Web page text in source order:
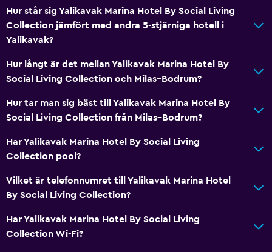
Trädgård
Tvättstuga
Tvättstuga
Tvätt-/kemtvättsservice
Strykjärn och strykbräda
Gratis WiFi
Gratis toalettartiklar
Badrum
Hur står sig Yalikavak Marina Hotel By Social Living
Collection jämfört med andra 5-stjärniga hotell i
Yalikavak?
Hur långt är det mellan Yalikavak Marina Hotel By
Social Living Collection och Milas–Bodrum?
Hur tar man sig bäst till Yalikavak Marina Hotel By
Social Living Collection från Milas–Bodrum?
Har Yalikavak Marina Hotel By Social Living
Collection pool?
Vilket är telefonnumret till Yalikavak Marina Hotel
By Social Living Collection?
Har Yalikavak Marina Hotel By Social Living
Collection Wi-Fi?